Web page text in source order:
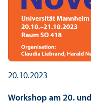
20.10.2023
Workshop am 20.